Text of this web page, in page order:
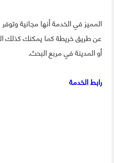
المميز في الخدمة أنها مجانية
عن طريق خريطة كما يمكنك كذلك
أو المدينة في مربع البحث.
رابط الخدمة